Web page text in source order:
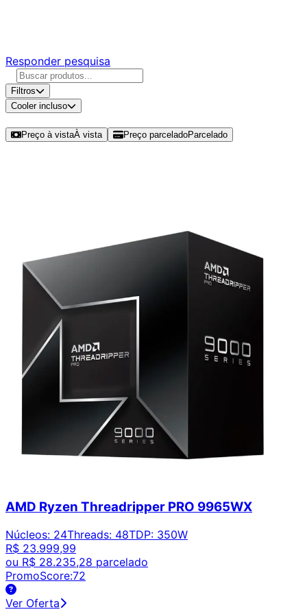
Responder pesquisa
Filtros
Cooler incluso
Preço à vistaÀ vista Preço parceladoParcelado
AMD Ryzen Threadripper PRO 9965WX
Núcleos: 24Threads: 48TDP: 350W
R$ 23.999,99
ou R$ 28.235,28 parcelado
PromoScore:72
Ver Oferta